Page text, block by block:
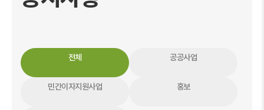
전체 공공사업
민간이자지원사업 홍보